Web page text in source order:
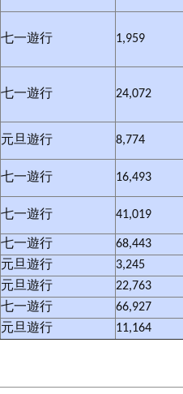
七一遊行 1,959
七一遊行 24,072
元旦遊行 8,774
七一遊行 16,493
七一遊行 41,019
七一遊行 68,443
元旦遊行
3,245
元旦遊行
22,763
七一遊行
66,927
元旦遊行 11,164